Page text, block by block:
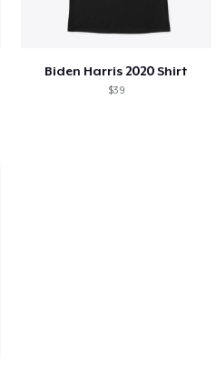
Biden Harris 2020 Shirt
$39